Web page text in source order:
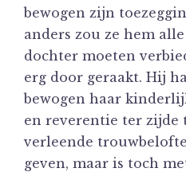
bewogen zijn
anders zou ze hem
dochter moeten
erg door geraakt. Hij
bewogen haar
en reverentie ter zijde
verleende
geven, maar is toch